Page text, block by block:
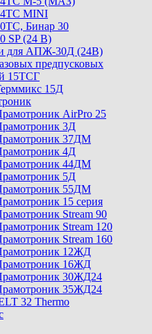
MINI
Бинар 30
SP (24 В)
для АПЖ-30Д (24В)
предпусковых
15ТСГ
15Д
AirPro 25
3Д
37ДМ
4Д
44ДМ
5Д
55ДМ
15 серия
Stream 90
Stream 120
Stream 160
12ЖД
16ЖД
30ЖД24
35ЖД24
32 Thermo